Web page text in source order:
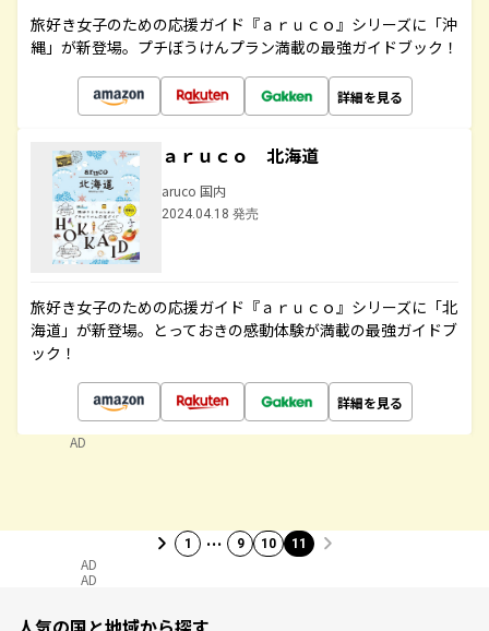
旅好き女子のための応援ガイド『ａｒｕｃｏ』シリーズに「沖
縄」が新登場。プチぼうけんプラン満載の最強ガイドブック！
詳細を見る
ａｒｕｃｏ 北海道
aruco 国内
2024.04.18 発売
旅好き女子のための応援ガイド『ａｒｕｃｏ』シリーズに「北
海道」が新登場。とっておきの感動体験が満載の最強ガイドブ
ック！
詳細を見る
AD
1 … 9 10 11
AD
AD